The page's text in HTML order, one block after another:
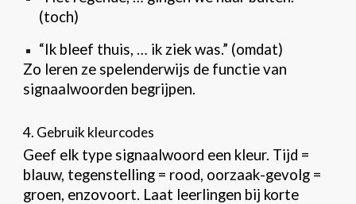
(toch)
“Ik bleef thuis, … ik ziek was.” (omdat)
Zo leren ze spelenderwijs de functie van
signaalwoorden begrijpen.
4. Gebruik kleurcodes
Geef elk type signaalwoord een kleur. Tijd =
blauw, tegenstelling = rood, oorzaak-gevolg =
groen, enzovoort. Laat leerlingen bij korte